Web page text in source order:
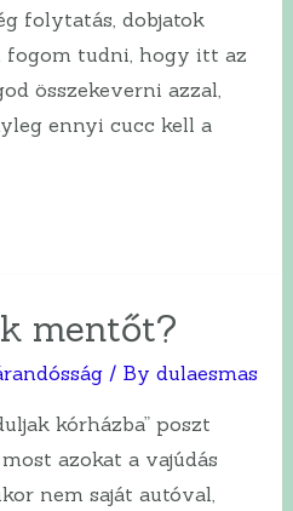
folytatás, dobjatok
fogom tudni, hogy itt az
összekeverni azzal,
ennyi cucc kell a
mentőt?
/ By dulaesmas
kórházba” poszt
azokat a vajúdás
nem saját autóval,